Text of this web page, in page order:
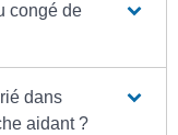
congé de
dans
aidant ?